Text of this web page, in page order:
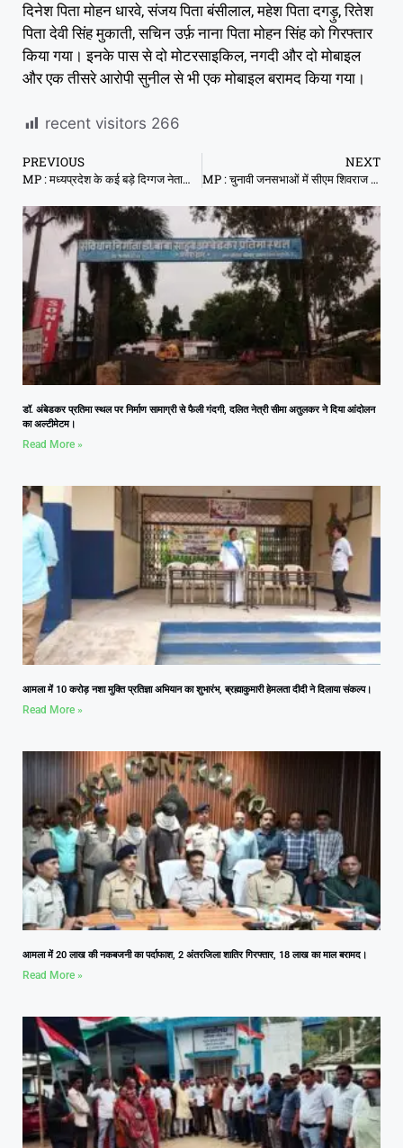
दिनेश पिता मोहन धारवे, संजय पिता बंसीलाल, महेश पिता दगड़ु, रितेश
पिता देवी सिंह मुकाती, सचिन उर्फ़ नाना पिता मोहन सिंह को गिरफ्तार
किया गया। इनके पास से दो मोटरसाइकिल, नगदी और दो मोबाइल
और एक तीसरे आरोपी सुनील से भी एक मोबाइल बरामद किया गया।
recent visitors 266
PREVIOUS
MP : मध्यप्रदेश के कई बड़े दिग्गज नेताओं के खिलाफ मामला दर्ज करने के निर्देश
NEXT
MP : चुनावी जनसभाओं में सीएम शिवराज सुना रहे हैं कमलनाथ सरकार गिराने के किस्से
डॉ. अंबेडकर प्रतिमा स्थल पर निर्माण सामाग्री से फैली गंदगी, दलित नेत्री सीमा अतुलकर ने दिया आंदोलन
का अल्टीमेटम।
Read More »
आमला में 10 करोड़ नशा मुक्ति प्रतिज्ञा अभियान का शुभारंभ, ब्रह्माकुमारी हेमलता दीदी ने दिलाया संकल्प।
Read More »
आमला में 20 लाख की नकबजनी का पर्दाफाश, 2 अंतरजिला शातिर गिरफ्तार, 18 लाख का माल बरामद।
Read More »